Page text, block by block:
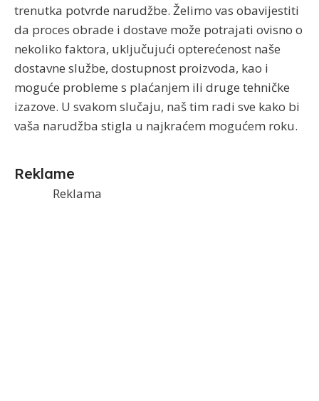
trenutka potvrde narudžbe. Želimo vas obavijestiti
da proces obrade i dostave može potrajati ovisno o
nekoliko faktora, uključujući opterećenost naše
dostavne službe, dostupnost proizvoda, kao i
moguće probleme s plaćanjem ili druge tehničke
izazove. U svakom slučaju, naš tim radi sve kako bi
vaša narudžba stigla u najkraćem mogućem roku.
Reklame
Reklama